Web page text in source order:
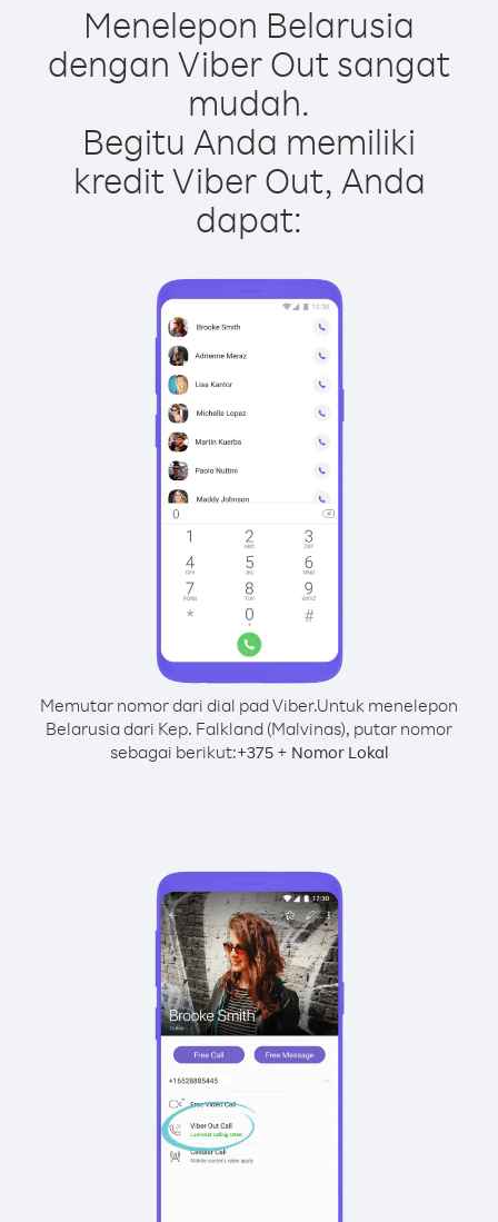
Menelepon Belarusia
dengan Viber Out sangat
mudah.
Begitu Anda memiliki
kredit Viber Out, Anda
dapat:
Memutar nomor dari dial pad Viber.Untuk menelepon
Belarusia dari Kep. Falkland (Malvinas), putar nomor
sebagai berikut:+375+ Nomor Lokal